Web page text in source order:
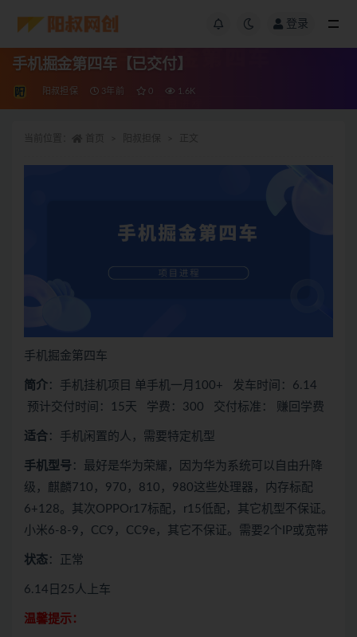
登录
手机掘金第四车【已交付】
阳叔担保 3年前 0 1.6K
手机掘金第四车
简介 ：手机挂机项目 单手机一月100+ 发车时间：6.14
预计交付时间：15天 学费：300 交付标准： 赚回学费
适合 ：手机闲置的人，需要特定机型
手机型号 ：最好是华为荣耀，因为华为系统可以自由升降
级，麒麟710，970，810，980这些处理器，内存标配
6+128。其次OPPOr17标配，r15低配，其它机型不保证。
小米6-8-9，CC9，CC9e，其它不保证。需要2个IP或宽带
状态 ：正常
6.14日25人上车
温馨提示：